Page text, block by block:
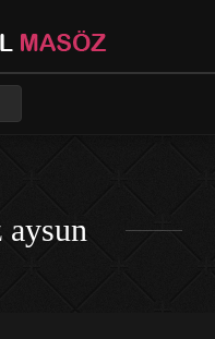
aysun